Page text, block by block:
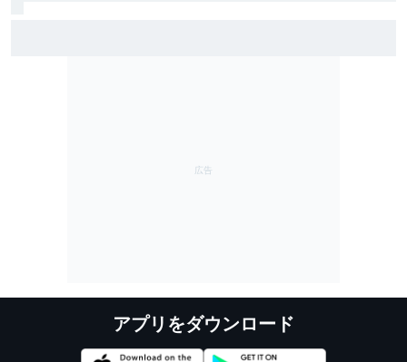
アプリをダウンロード